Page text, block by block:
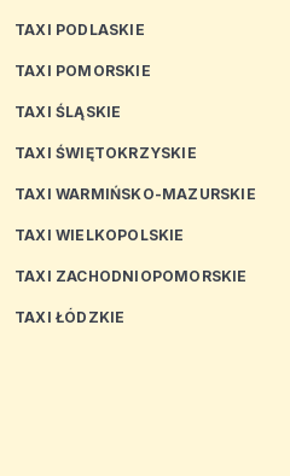
TAXI PODLASKIE
TAXI POMORSKIE
TAXI ŚLĄSKIE
TAXI ŚWIĘTOKRZYSKIE
TAXI WARMIŃSKO-MAZURSKIE
TAXI WIELKOPOLSKIE
TAXI ZACHODNIOPOMORSKIE
TAXI ŁÓDZKIE